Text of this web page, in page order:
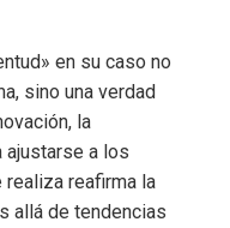
en su caso no
sino una verdad
la
ajustarse a los
realiza reafirma la
allá de tendencias